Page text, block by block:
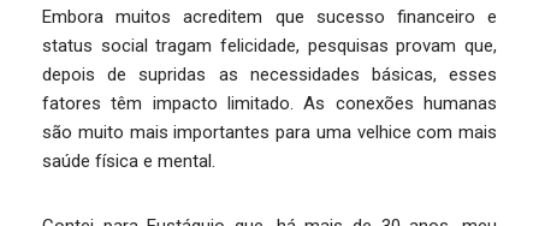
Embora muitos acreditem que sucesso financeiro e
status social tragam felicidade, pesquisas provam que,
depois de supridas as necessidades básicas, esses
fatores têm impacto limitado. As conexões humanas
são muito mais importantes para uma velhice com mais
saúde física e mental.